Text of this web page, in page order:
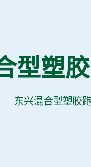
型塑
东兴混合型塑胶